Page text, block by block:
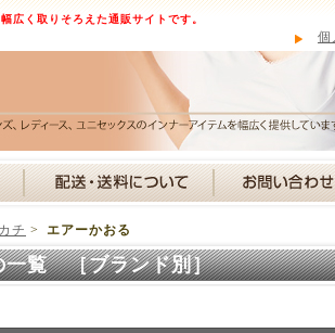
広く取りそろえた通販サイトです。
個
チ > エアーかおる
一覧 ［ブランド別］